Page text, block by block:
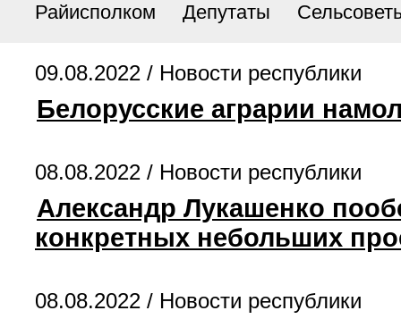
Райисполком Депутаты
09.08.2022 / Новости республики
Белорусские аграрии
08.08.2022 / Новости республики
Александр Лукашенко
конкретных небольших
08.08.2022 / Новости республики